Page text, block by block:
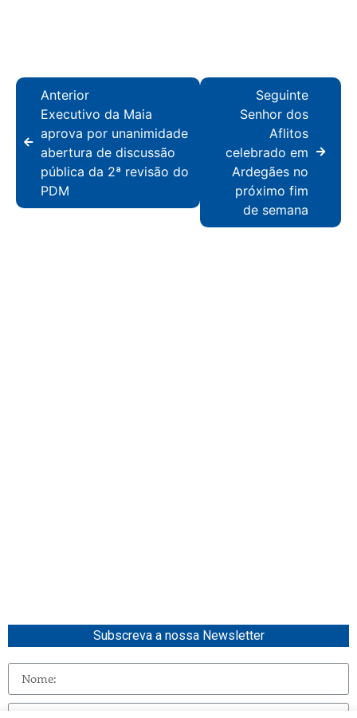
Anterior
Executivo da Maia
aprova por unanimidade
abertura de discussão
pública da 2ª revisão do
PDM
Seguinte
Senhor dos
Aflitos
celebrado em
Ardegães no
próximo fim
de semana
Subscreva a nossa Newsletter